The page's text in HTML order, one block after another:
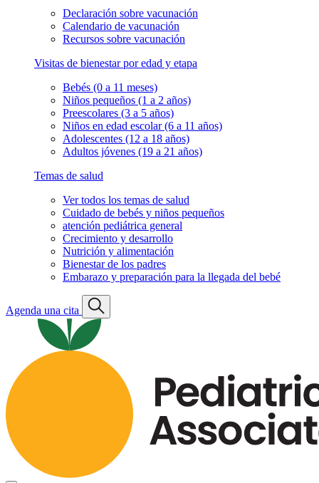
Declaración sobre vacunación
Calendario de vacunación
Recursos sobre vacunación
Visitas de bienestar por edad y etapa
Bebés (0 a 11 meses)
Niños pequeños (1 a 2 años)
Preescolares (3 a 5 años)
Niños en edad escolar (6 a 11 años)
Adolescentes (12 a 18 años)
Adultos jóvenes (19 a 21 años)
Temas de salud
Ver todos los temas de salud
Cuidado de bebés y niños pequeños
atención pediátrica general
Crecimiento y desarrollo
Nutrición y alimentación
Bienestar de los padres
Embarazo y preparación para la llegada del bebé
Agenda una cita